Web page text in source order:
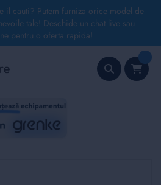
il cauti? Putem furniza orice model de
tale! Deschide un chat live sau
pentru o oferta rapida!